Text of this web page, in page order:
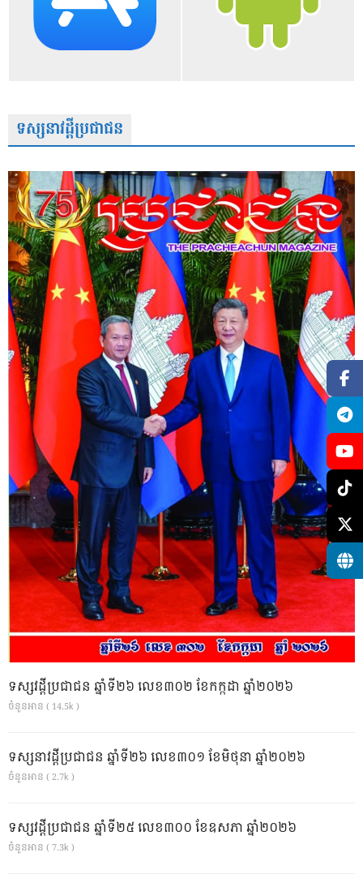
ទស្សនាវដ្តីប្រជាជន
ទស្សវដ្តីប្រជាជន ឆ្នាំទី២៦ លេខ៣០២ ខែកក្កដា ឆ្នាំ២០២៦
ចំនួនអាន ( 14.5k )
ទស្សនាវដ្ដីប្រជាជន ឆ្នាំទី២៦ លេខ៣០១ ខែមិថុនា ឆ្នាំ២០២៦
ចំនួនអាន ( 2.7k )
ទស្សវដ្តីប្រជាជន ឆ្នាំទី២៥ លេខ៣០០ ខែឧសភា ឆ្នាំ២០២៦
ចំនួនអាន ( 7.3k )